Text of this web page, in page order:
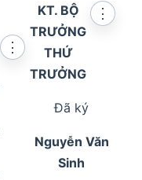
⋮
KT. BỘ
TRƯỞNG
THỨ
TRƯỞNG
⋮
Đã ký
Nguyễn Văn
Sinh